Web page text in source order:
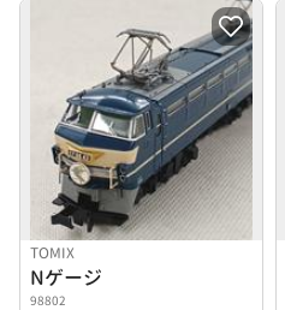
TOMIX
Nゲージ
98802